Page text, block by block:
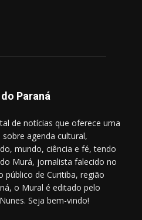
Paraná
de notícias que oferece uma
agenda cultural,
mundo, ciência e fé, tendo
Murá, jornalista falecido no
público de Curitiba, região
o Mural é editado pelo
Seja bem-vindo!